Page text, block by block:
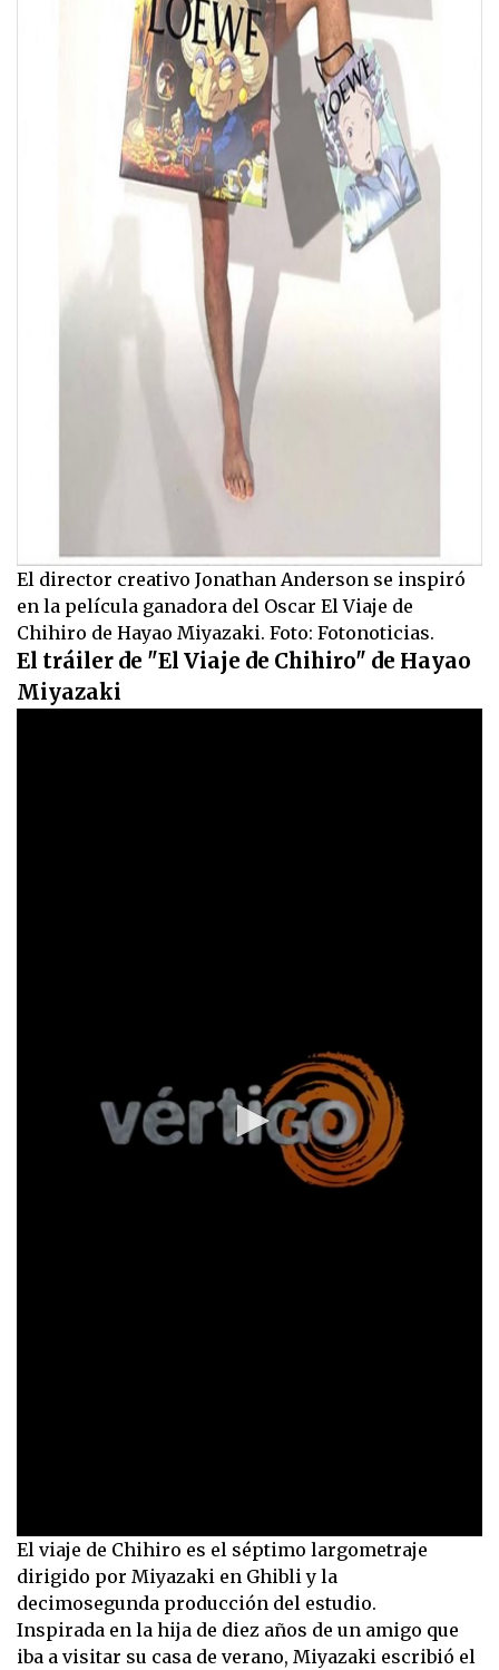
El director creativo Jonathan Anderson se inspiró
en la película ganadora del Oscar El Viaje de
Chihiro de Hayao Miyazaki. Foto: Fotonoticias.
El tráiler de "El Viaje de Chihiro" de Hayao
Miyazaki
0
seconds
of
1
minute,
38
seconds
El viaje de Chihiro es el séptimo largometraje
dirigido por Miyazaki en Ghibli y la
decimosegunda producción del estudio.
Inspirada en la hija de diez años de un amigo que
iba a visitar su casa de verano, Miyazaki escribió el